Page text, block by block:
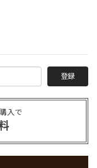
登録
入で